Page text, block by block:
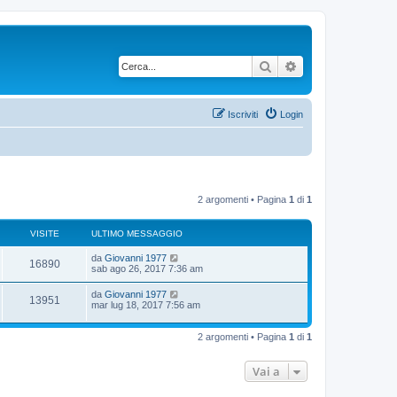
Cerca
Login
Iscriviti
2 argomenti • Pagina 1 di 1
VISITE ULTIMO MESSAGGIO
16890V
i
i
U
l
m
o
m
e
da Giovanni 1977
sab ago 26, 2017 7:36 am
13951
i
U
l
i
da Giovanni 1977
mar lug 18, 2017 7:56 am
2 argomenti • Pagina 1 di 1
Vai a